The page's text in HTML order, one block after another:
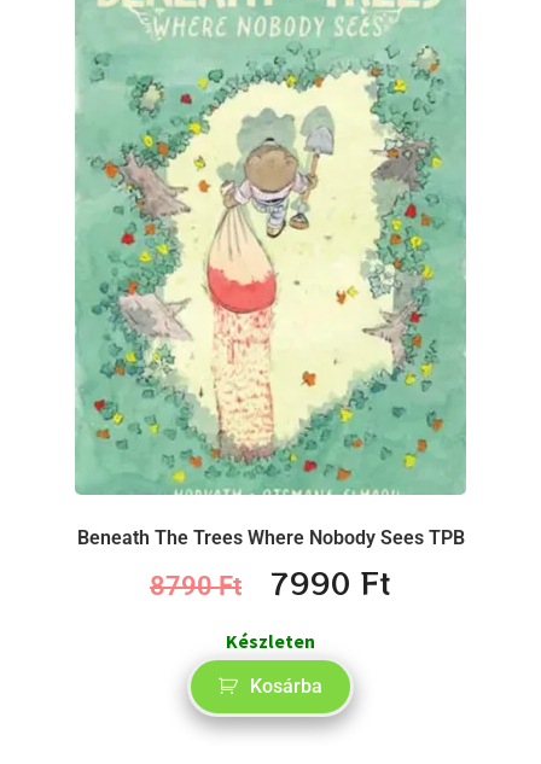
Beneath The Trees Where Nobody Sees TPB
8790Ft 7990 Ft
Készleten
Kosárba